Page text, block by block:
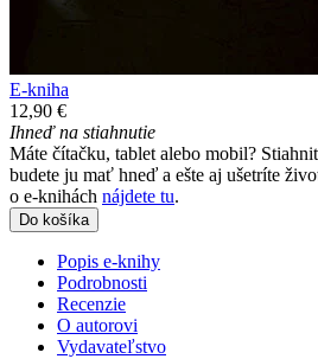
E-kniha
12,90 €
Ihneď na stiahnutie
Máte čítačku, tablet alebo mobil?
budete ju mať hneď a ešte aj ušetríte
o e-knihách nájdete tu.
Do košíka
Popis e-knihy
Podrobnosti
Recenzie
O autorovi
Vydavateľstvo